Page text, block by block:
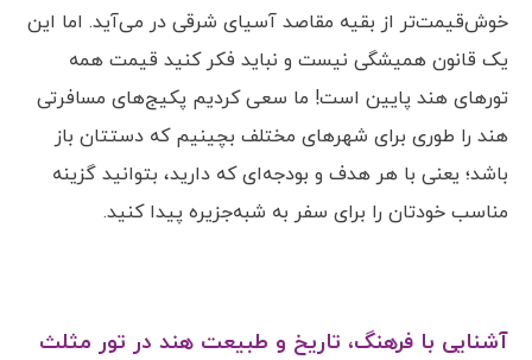
خوش‌قیمت‌تر از بقیه مقاصد آسیای شرقی در می‌آید. اما این
یک قانون همیشگی نیست و نباید فکر کنید قیمت همه
تورهای هند پایین است! ما سعی کردیم پکیج‌های مسافرتی
هند را طوری برای شهرهای مختلف بچینیم که دستتان باز
باشد؛ یعنی با هر هدف و بودجه‌ای که دارید، بتوانید گزینه
مناسب خودتان را برای سفر به شبه‌جزیره پیدا کنید.
آشنایی با فرهنگ، تاریخ و طبیعت هند در تور مثلث